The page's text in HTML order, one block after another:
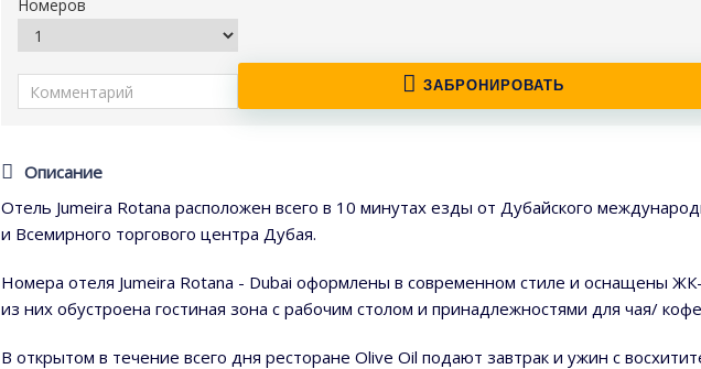
Номеров
ЗАБРОНИРОВАТЬ
Описание
Отель Jumeira Rotana расположен всего в 10 минутах езды от Дубайского
и Всемирного торгового центра Дубая.
Номера отеля Jumeira Rotana - Dubai оформлены в современном стиле и оснащены
из них обустроена гостиная зона с рабочим столом и принадлежностями для чая/
В открытом в течение всего дня ресторане Olive Oil подают завтрак и ужин с